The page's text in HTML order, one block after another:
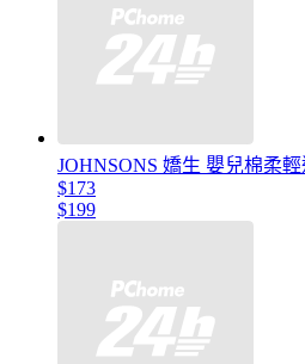
JOHNSONS 嬌生 嬰兒棉柔
$173
$199